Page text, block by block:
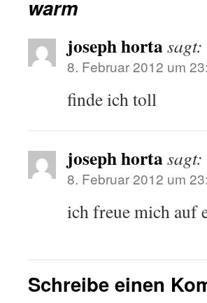
warm
joseph hortasagt:
8. Februar 2012 um
finde ich toll
joseph hortasagt:
8. Februar 2012 um
ich freue mich auf
Schreibe einen